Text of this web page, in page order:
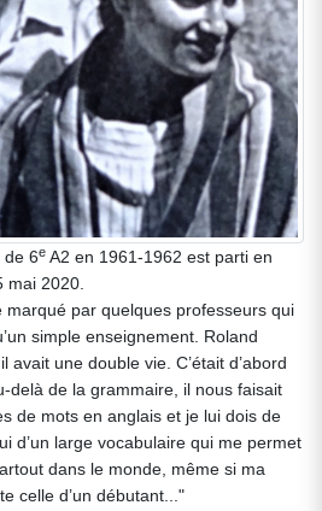
de 6e A2 en 1961-1962 est parti en
mai 2020.
marqué par quelques professeurs qui
simple enseignement. Roland
avait une double vie. C’était d’abord
delà de la grammaire, il nous faisait
de mots en anglais et je lui dois de
d’un large vocabulaire qui me permet
dans le monde, même si ma
celle d’un débutant..."